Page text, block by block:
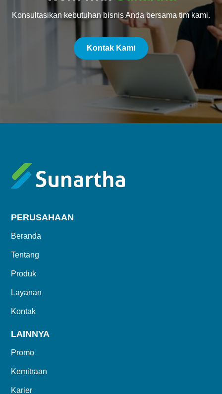
Konsultasikan kebutuhan bisnis Anda bersama tim kami.
Kontak Kami
PERUSAHAAN
Beranda
Tentang
Produk
Layanan
Kontak
LAINNYA
Promo
Kemitraan
Karier